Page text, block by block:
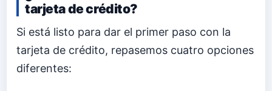
tarjeta de crédito?
Si está listo para dar el primer paso con la
tarjeta de crédito, repasemos cuatro opciones
diferentes: